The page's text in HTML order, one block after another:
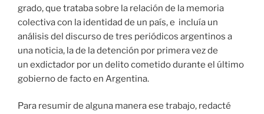
grado, que trataba sobre la relación de la memoria
colectiva con la identidad de un país, e incluía un
análisis del discurso de tres periódicos argentinos a
una noticia, la de la detención por primera vez de
un exdictador por un delito cometido durante el último
gobierno de facto en Argentina.
Para resumir de alguna manera ese trabajo, redacté